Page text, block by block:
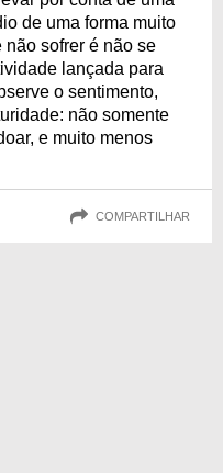
de uma forma muito
sofrer é não se
lançada para
o sentimento,
não somente
e muito menos
COMPARTILHAR